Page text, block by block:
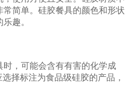
简单。硅胶餐具的颜色和形状
趣。
，可能会含有有害的化学成
择标注为食品级硅胶的产品，